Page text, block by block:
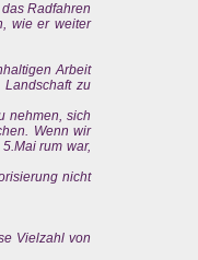
Radfahren
wie er weiter
Arbeit
zu
nehmen, sich
Wenn wir
rum war,
nicht
Vielzahl von